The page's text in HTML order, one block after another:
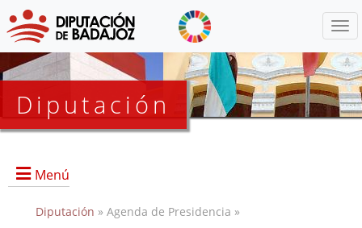
Diputación
Menú
Diputación » Agenda de Presidencia »